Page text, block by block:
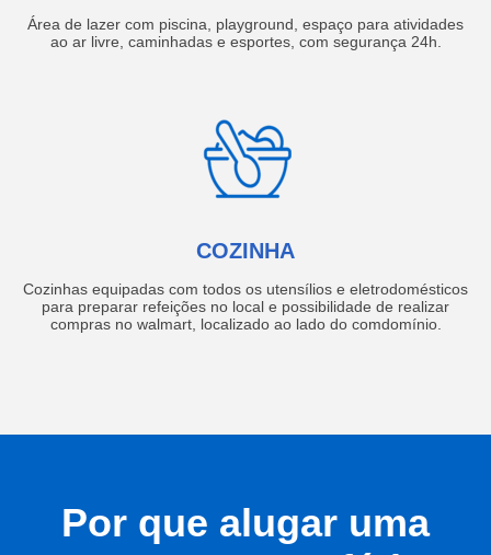
Área de lazer com piscina, playground, espaço para atividades
ao ar livre, caminhadas e esportes, com segurança 24h.
COZINHA
Cozinhas equipadas com todos os utensílios e eletrodomésticos
para preparar refeições no local e possibilidade de realizar
compras no walmart, localizado ao lado do comdomínio.
Por que alugar uma